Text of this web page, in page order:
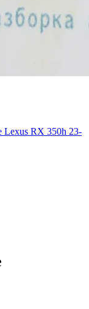
Lexus RX 350h 23-